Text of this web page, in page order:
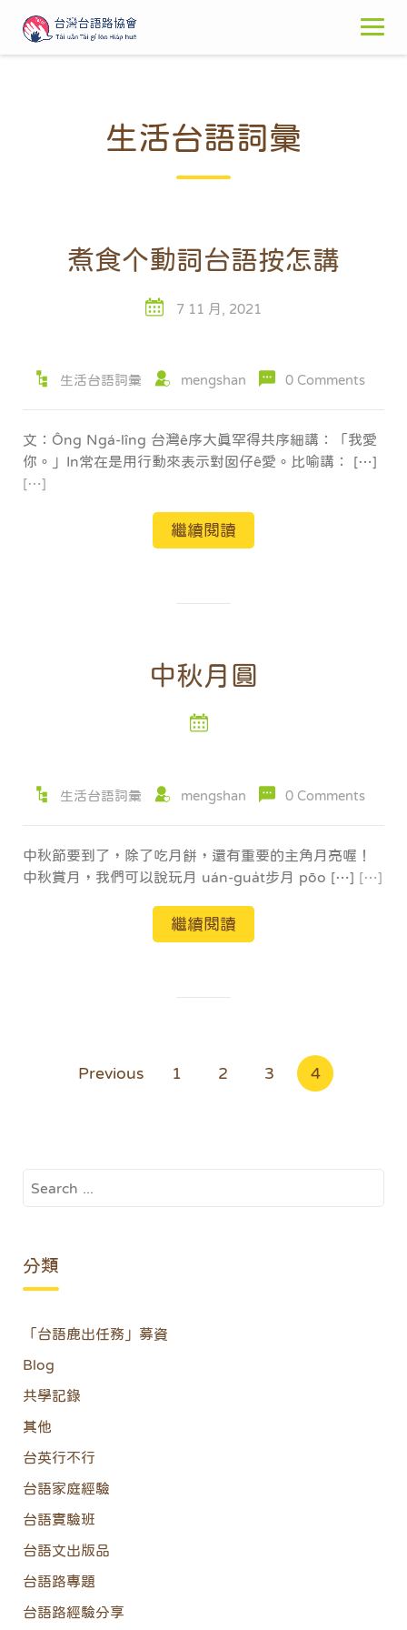
content
生活台語詞彙
煮食个動詞台語按怎講
7 11 月, 2021
生活台語詞彙 mengshan 0 Comments
文：Ông Ngá-lîng 台灣ê序大真罕得共序細講：「我愛
你。」In常在是用行動來表示對囡仔ê愛。比喻講： […]
[…]
繼續閱讀
中秋月圓
生活台語詞彙 mengshan 0 Comments
中秋節要到了，除了吃月餅，還有重要的主角月亮喔！
中秋賞月，我們可以說玩月󠇢 uán-gua̍t步月󠇢 pōo […] […]
繼續閱讀
Previous 1 2 3 4
分類
「台語鹿出任務」募資
Blog
共學記錄
其他
台英行不行
台語家庭經驗
台語實驗班
台語文出版品
台語路專題
台語路經驗分享